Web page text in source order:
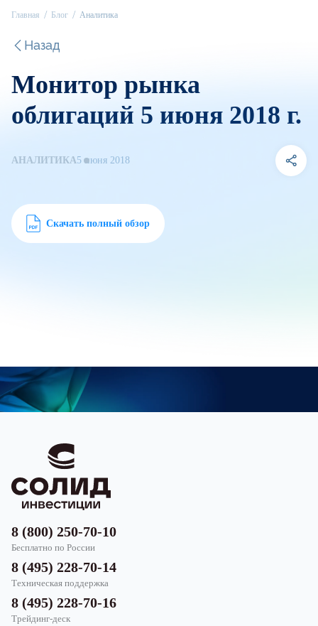
Главная Блог Аналитика
Назад
Монитор рынка
облигаций 5 июня 2018 г.
АНАЛИТИКА5 июня 2018
Скачать полный обзор
8 (800) 250-70-10
Бесплатно по России
8 (495) 228-70-14
Техническая поддержка
8 (495) 228-70-16
Трейдинг-деск